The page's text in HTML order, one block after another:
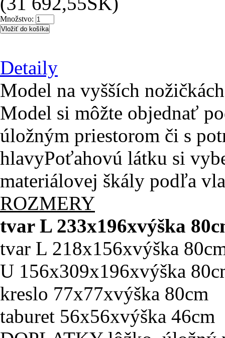
1 052,00 €
(31 692,55SK)
Detaily
Model na vyšších
Model si môžte objednať
úložným priestorom či s
hlavyPoťahovú látku si
materiálovej škály podľa
ROZMERY
tvar L 233x196xvýška
tvar L 218x156xvýška
U 156x309x196xvýška
kreslo 77x77xvýška 80cm